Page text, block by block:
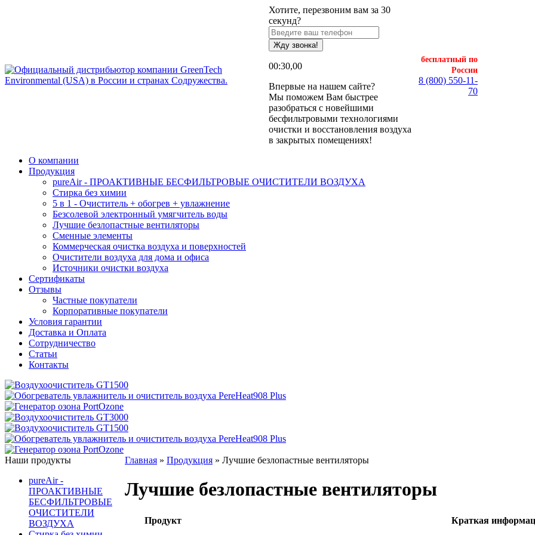
Хотите, перезвоним вам за 30
секунд?
Жду звонка!
00:30,00
Впервые на нашем сайте?
Мы поможем Вам быстрее
разобраться с новейшими
бесфильтровыми технологиями
очистки и восстановления воздуха
в закрытых помещениях!
бесплатный по
России
8 (800) 550-11-
70
О компании
Продукция
pureAir - ПРОАКТИВНЫЕ БЕСФИЛЬТРОВЫЕ ОЧИСТИТЕЛИ ВОЗДУХА
Стирка без химии
5 в 1 - Очиститель + обогрев + увлажнение
Безсолевой электронный умягчитель воды
Лучшие безлопастные вентиляторы
Сменные элементы
Коммерческая очистка воздуха и поверхностей
Очистители воздуха для дома и офиса
Источники очистки воздуха
Сертификаты
Отзывы
Частные покупатели
Корпоративные покупатели
Условия гарантии
Доставка и Оплата
Сотрудничество
Статьи
Контакты
Наши продукты
pureAir -
ПРОАКТИВНЫЕ
БЕСФИЛЬТРОВЫЕ
ОЧИСТИТЕЛИ
ВОЗДУХА
Главная » Продукция » Лучшие безлопастные вентиляторы
Лучшие безлопастные вентиляторы
Продукт Краткая